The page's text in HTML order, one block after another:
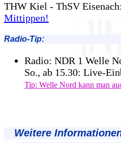
THW Kiel - ThSV Eisenach:
Mittippen!
Radio-Tip:
Radio: NDR 1 Welle
So., ab 15.30: Live-
Tip: Welle Nord kann man
Weitere